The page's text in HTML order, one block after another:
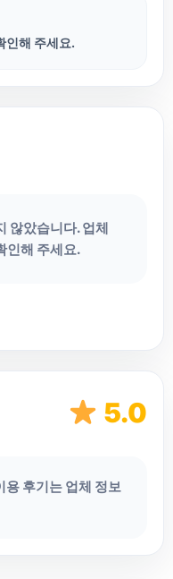
인해 주세요.
않았습니다. 업체
인해 주세요.
5.0
용 후기는 업체 정보